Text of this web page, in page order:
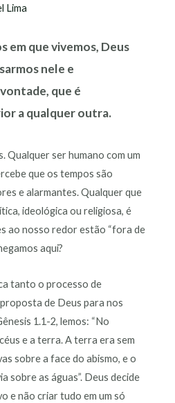
Lima
em que vivemos, Deus
nele e
que é
a qualquer outra.
Qualquer ser humano com um
que os tempos são
e alarmantes. Qualquer que
ideológica ou religiosa, é
ao nosso redor estão “fora de
aqui?
tanto o processo de
de Deus para nos
1.1-2, lemos: “No
e a terra. A terra era sem
sobre a face do abismo, e o
sobre as águas”. Deus decide
e não criar tudo em um só